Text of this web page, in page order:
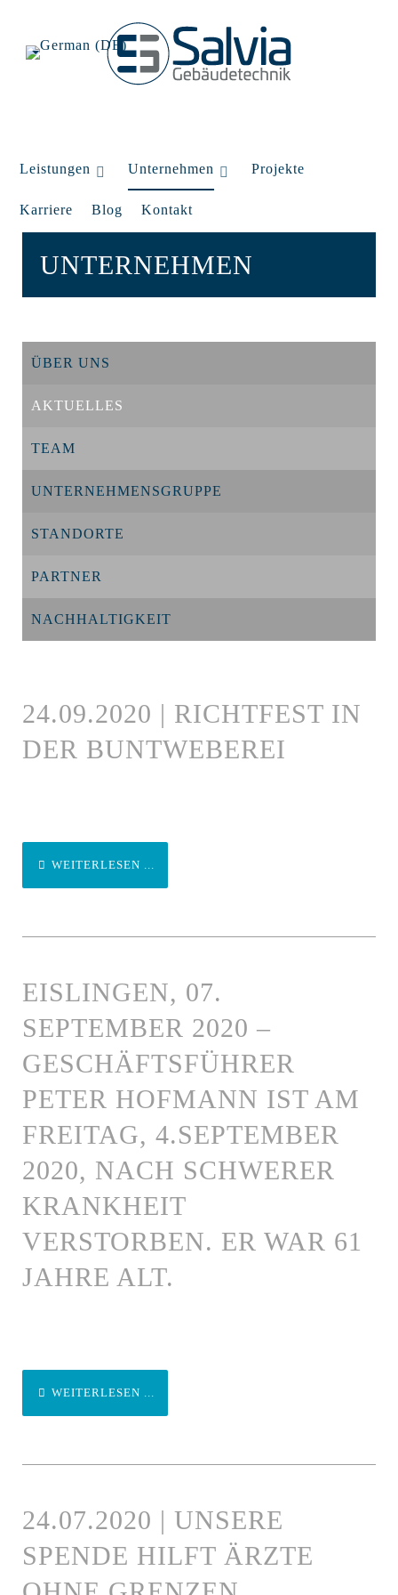
Leistungen Unternehmen Projekte
Karriere Blog Kontakt
UNTERNEHMEN
ÜBER UNS
AKTUELLES
TEAM
UNTERNEHMENSGRUPPE
STANDORTE
PARTNER
NACHHALTIGKEIT
24.09.2020 | RICHTFEST IN
DER BUNTWEBEREI
WEITERLESEN ...
EISLINGEN, 07.
SEPTEMBER 2020 –
GESCHÄFTSFÜHRER
PETER HOFMANN IST AM
FREITAG, 4.SEPTEMBER
2020, NACH SCHWERER
KRANKHEIT
VERSTORBEN. ER WAR 61
JAHRE ALT.
WEITERLESEN ...
24.07.2020 | UNSERE
SPENDE HILFT ÄRZTE